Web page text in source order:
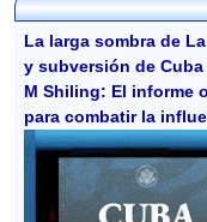
La larga sombra de
y subversión de Cuba
M Shiling: El informe
para combatir la